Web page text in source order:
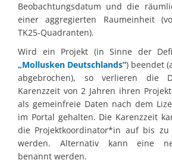
Beobachtungsdatum und die
einer aggregierten Raumeinheit
TK25-Quadranten).
Wird ein Projekt (in Sinne der
„Mollusken Deutschlands“) beendet
abgebrochen), so verlieren die
Karenzzeit von 2 Jahren ihren
als gemeinfreie Daten nach dem
im Portal gehalten. Die Karenzzeit
die Projektkoordinator*in auf bis zu
werden. Alternativ kann eine
benannt werden.